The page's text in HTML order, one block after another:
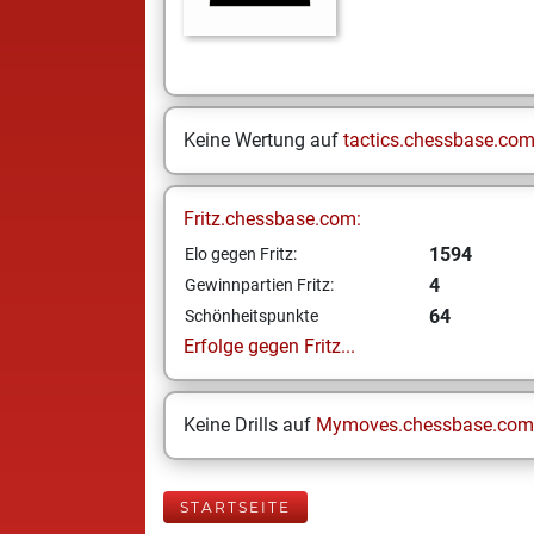
Keine Wertung auf tactics.chessbase.com
Fritz.chessbase.com:
Elo gegen Fritz: 1594
Gewinnpartien Fritz: 4
Schönheitspunkte
64
Erfolge gegen Fritz...
Keine Drills auf Mymoves.chessbase.com
STARTSEITE